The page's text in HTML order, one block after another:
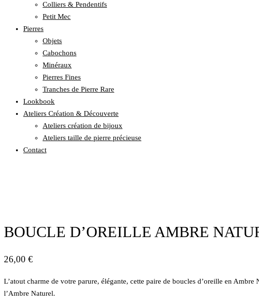
Colliers & Pendentifs
Petit Mec
Pierres
Objets
Cabochons
Minéraux
Pierres Fines
Tranches de Pierre Rare
Lookbook
Ateliers Création & Découverte
Ateliers création de bijoux
Ateliers taille de pierre précieuse
Contact
BOUCLE D’OREILLE AMBRE
26,00 €
L’atout charme de votre parure, élégante, cette paire de boucles d’oreille en
l’Ambre Naturel.